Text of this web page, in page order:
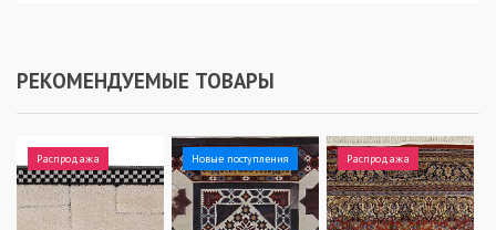
РЕКОМЕНДУЕМЫЕ ТОВАРЫ
Распродажа Новые поступления Распродажа